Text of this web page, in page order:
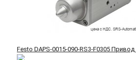
Festo DAPS-0015-090-RS3-F0305